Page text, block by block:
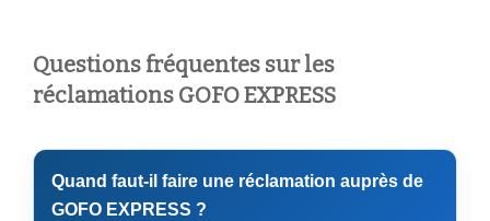
Questions fréquentes sur les
réclamations GOFO EXPRESS
Quand faut-il faire une réclamation auprès de
GOFO EXPRESS ?